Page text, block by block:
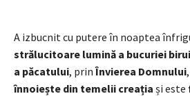
A izbucnit cu putere în noaptea
strălucitoare lumină a bucuriei
a păcatului, prinÎnvierea Domnului
înnoiește din temelii creația și este